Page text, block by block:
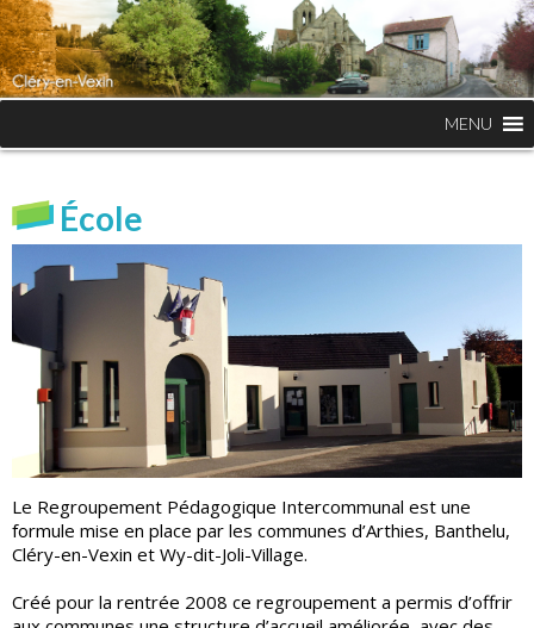
MENU
École
Le Regroupement Pédagogique Intercommunal est une
formule mise en place par les communes d’Arthies, Banthelu,
Cléry-en-Vexin et Wy-dit-Joli-Village.
Créé pour la rentrée 2008 ce regroupement a permis d’offrir